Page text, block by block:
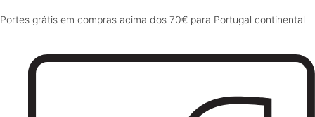
Portes grátis em compras acima dos 70€ para Portugal continental